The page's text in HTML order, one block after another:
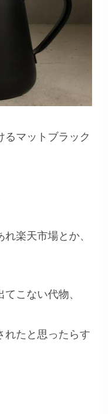
るマットブラック
楽天市場とか、
こない代物、
れたと思ったらす